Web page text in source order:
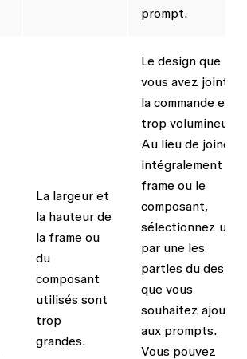
prompt.
La largeur et
la hauteur de
la frame ou
du
composant
utilisés sont
trop
grandes.
Le design que
vous avez joint à
la commande est
trop volumineux.
Au lieu de joindre
intégralement la
frame ou le
composant,
sélectionnez une
par une les
parties du design
que vous
souhaitez ajouter
aux prompts.
Vous pouvez